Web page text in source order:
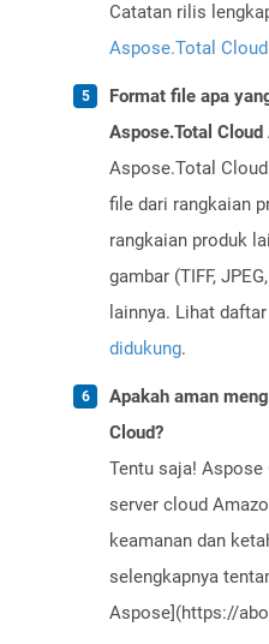
Catatan rilis
Aspose.Total
Format file apa
Aspose.Total Cloud
Aspose.Total
file dari rangkaian
rangkaian produk
gambar (TIFF,
lainnya. Lihat
didukung.
Apakah aman
Cloud?
Tentu saja! Aspose
server cloud
keamanan dan
selengkapnya
Aspose](https://